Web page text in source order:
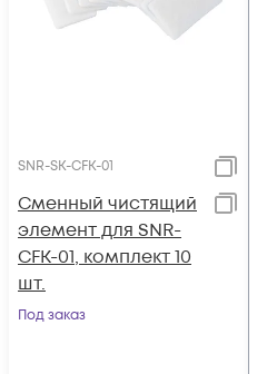
SNR-SK-CFK-01
Сменный чистящий
элемент для SNR-
CFK-01, комплект 10
шт.
Под заказ